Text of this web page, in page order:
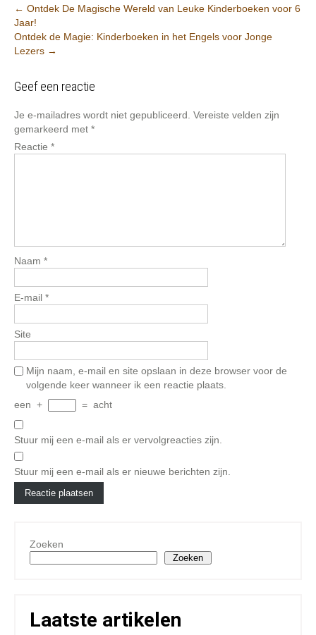
Post
navigation
← Ontdek De Magische Wereld van Leuke Kinderboeken voor 6
Jaar!
Ontdek de Magie: Kinderboeken in het Engels voor Jonge
Lezers →
Geef een reactie
Je e-mailadres wordt niet gepubliceerd. Vereiste velden zijn
gemarkeerd met *
Reactie *
Naam *
E-mail *
Site
Mijn naam, e-mail en site opslaan in deze browser voor de
volgende keer wanneer ik een reactie plaats.
een + = acht
Stuur mij een e-mail als er vervolgreacties zijn.
Stuur mij een e-mail als er nieuwe berichten zijn.
Zoeken
Zoeken
Laatste artikelen